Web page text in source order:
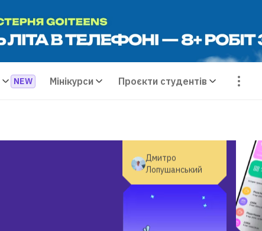
Мінікурси Проєкти студентів
«Експериментуйте і
рухайтеся в умовах
стійте на місці! »
Дмитро
Лопушанський